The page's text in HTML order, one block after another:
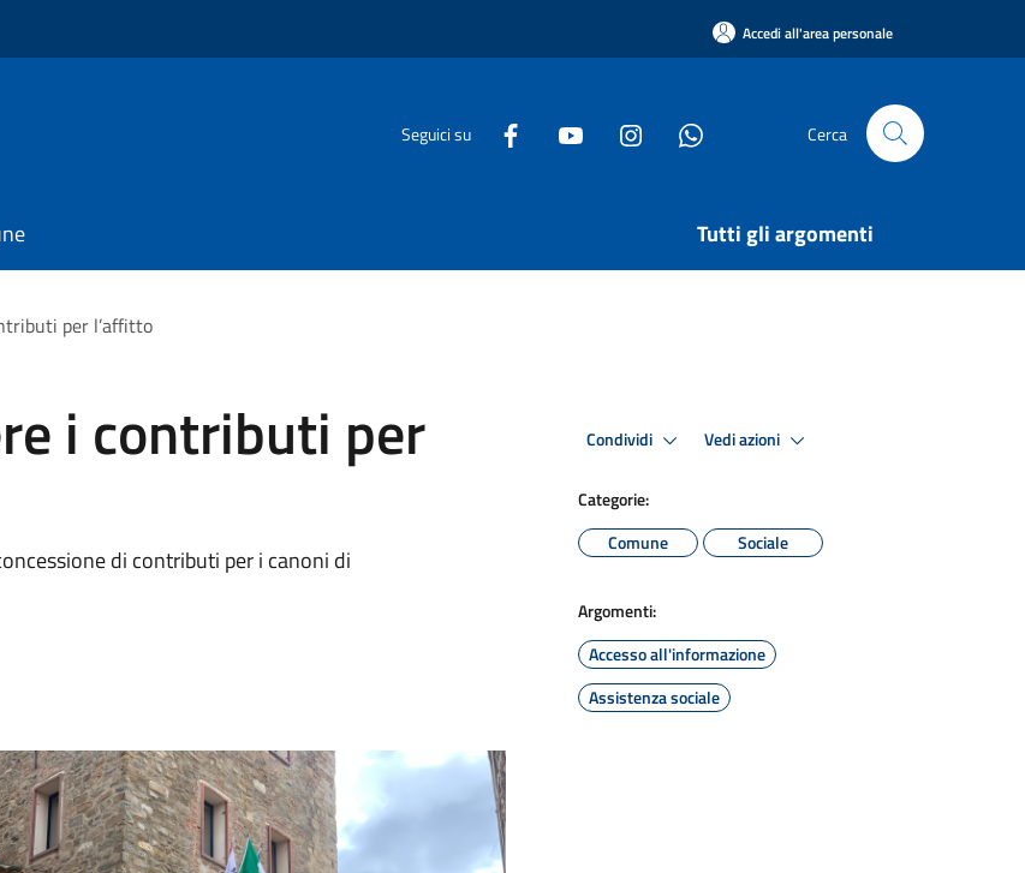
Accedi all'area personale
Seguici su Cerca
Tutti gli argomenti
per l’affitto
i contributi per
di contributi per i canoni di
Condividi Vedi azioni
Categorie:
Comune
Sociale
Argomenti:
Accesso all'informazione
Assistenza sociale